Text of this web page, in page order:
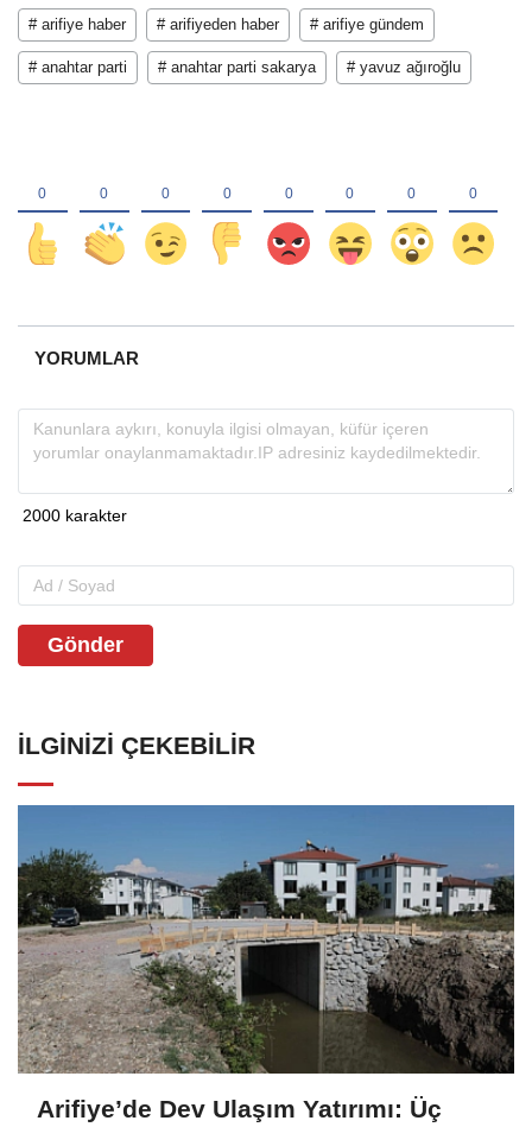
# arifiye haber # arifiyeden haber # arifiye gündem
# anahtar parti # anahtar parti sakarya # yavuz ağıroğlu
YORUMLAR
Gönder
İLGINIZI ÇEKEBILIR
Arifiye’de Dev Ulaşım Yatırımı: Üç